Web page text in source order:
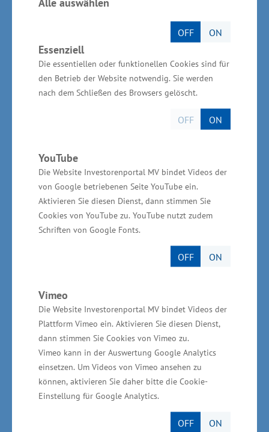
OFF ON
Essenziell
Die essentiellen oder funktionellen Cookies sind für
den Betrieb der Website notwendig. Sie werden
nach dem Schließen des Browsers gelöscht.
OFF ON
YouTube
Die Website Investorenportal MV bindet Videos der
von Google betriebenen Seite YouTube ein.
Aktivieren Sie diesen Dienst, dann stimmen Sie
Cookies von YouTube zu. YouTube nutzt zudem
Schriften von Google Fonts.
OFF ON
Vimeo
Die Website Investorenportal MV bindet Videos der
Plattform Vimeo ein. Aktivieren Sie diesen Dienst,
dann stimmen Sie Cookies von Vimeo zu.
Vimeo kann in der Auswertung Google Analytics
einsetzen. Um Videos von Vimeo ansehen zu
können, aktivieren Sie daher bitte die Cookie-
Einstellung für Google Analytics.
OFF ON
Zertifikate: Ausbau des
Qualitätstourismus in
Mecklenburg-Vorpommern
Ableitend aus den Zielvorgaben in der
Landestourismuskonzeption, in der dem
zugewiesen wird, engagiert sich der
Tourismusverband Mecklenburg-Vorpommern
beim Ausbau hochwertiger und inklusiver
Angebote. Ein Indikator für
familienfreundlichen Urlaub beispielsweise ist
das seit 2005 vom Tourismusverband
Qualitätssiegel „Familienurlaub MV – Geprüfte
Qualität“, das inzwischen 90 Beherbergungs-,
Gastronomie- und Erlebnisbetriebe sowie
Tourismusorte im Land tragen. Sechs Betriebe
sind im letzten Jahr neu dabei, darunter das
Kunstmuseum in Schwaan, das Familien- und
Inklusionshotel Querleben in Mirow sowie das
Beech Resort Fleesensee in Göhren-Lebbin.